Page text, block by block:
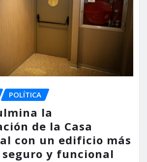
POLÍTICA
la
de la Casa
con un edificio más
seguro y funcional